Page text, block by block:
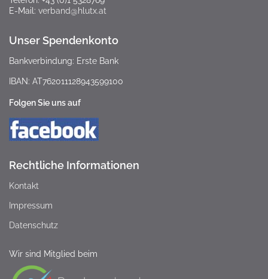
E-Mail: verband@hlutx.at
Unser Spendenkonto
Bankverbindung: Erste Bank
IBAN: AT762011128943599100
Folgen Sie uns auf
Rechtliche Informationen
Kontakt
Impressum
Datenschutz
Wir sind Mitglied beim